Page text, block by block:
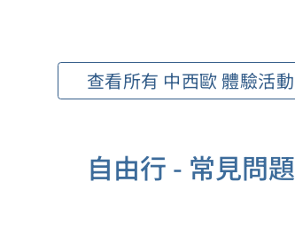
查看所有 中西歐 體驗活動
自由行 - 常見問題